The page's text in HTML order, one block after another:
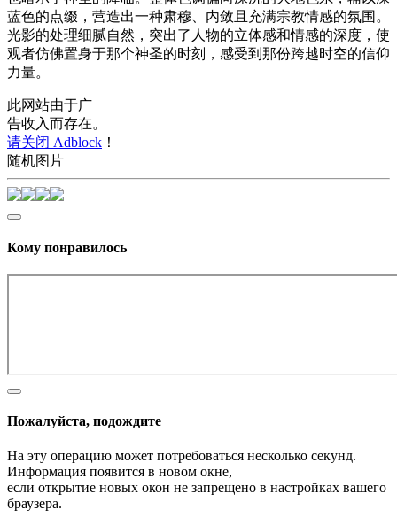
蓝色的点缀，营造出一种肃穆、内敛且充满宗教情感的氛围。
光影的处理细腻自然，突出了人物的立体感和情感的深度，使
观者仿佛置身于那个神圣的时刻，感受到那份跨越时空的信仰
力量。
此网站由于广
告收入而存在。
请关闭 Adblock ！
随机图片
Кому понравилось
Пожалуйста, подождите
На эту операцию может потребоваться несколько секунд.
Информация появится в новом окне,
если открытие новых окон не запрещено в настройках вашего
браузера.